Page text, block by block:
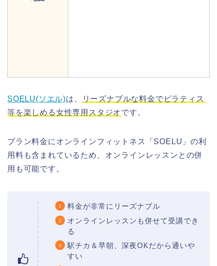
SOELU(ソエル)は、
リーズナブルな料金でピラティス
等を楽しめる女性専用スタジオ です。
プラン料金にオンラインフィットネス「SOELU」の利
用料も含まれているため、オンラインレッスンとの併
用も可能です。
料金が非常にリーズナブル
オンラインレッスンも併せて受講でき
る
駅チカ＆早朝、深夜OKだから通いや
すい